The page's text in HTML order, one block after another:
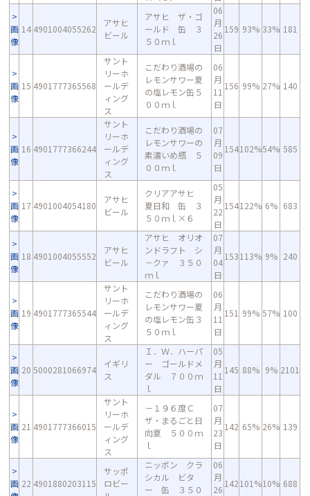
画
像
14 4901004055262
アサヒ
ビール
アサヒ ザ・ゴ
ールド 缶 ３
５０ｍｌ
06
月
26
日
159 93% 33% 181
画
像
15 4901777365568
サント
リーホ
ールデ
ィング
ス
こだわり酒場の
レモンサワー夏
の塩レモン缶５
００ｍｌ
06
月
11
日
156 99% 27% 140
画
像
16 4901777366244
サント
リーホ
ールデ
ィング
ス
こだわり酒場の
レモンサワーの
素濃いめ瓶 ５
００ｍｌ
07
月
09
日
154102%54% 585
画
像
17 4901004054180
アサヒ
ビール
クリアアサヒ
夏日和 缶 ３
５０ｍｌ×６
05
月
22
日
154122% 6% 683
画
像
18 4901004055552
アサヒ
ビール
アサヒ オリオ
ンドラフト シ
－クァ ３５０
ｍｌ
07
月
04
日
153113% 9% 240
画
像
19 4901777365544
サント
リーホ
ールデ
ィング
ス
こだわり酒場の
レモンサワー夏
の塩レモン缶３
５０ｍｌ
06
月
11
日
151 99% 57% 100
画
像
20 5000281066974
イギリ
ス
Ｉ．Ｗ．ハーパ
ー ゴールドメ
ダル ７００ｍ
ｌ
05
月
11
日
145 88% 9% 2101
画
像
21 4901777366015
サント
リーホ
ールデ
ィング
ス
－１９６度Ｃ
ザ・まるごと日
向夏 ５００ｍ
ｌ
07
月
23
日
142 65% 26% 139
画 22 4901880203115
サッポ
ロビー
ニッポン クラ
シカル ビタ
ー 缶 ３５０
06
月
26
142101%10% 688